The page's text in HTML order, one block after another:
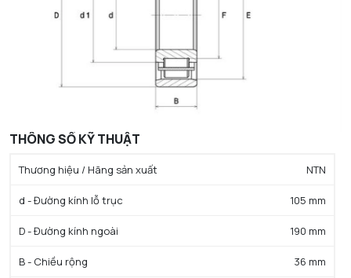
THÔNG SỐ KỸ THUẬT
Thương hiệu / Hãng sản xuất NTN
d - Đường kính lỗ trục 105 mm
D - Đường kính ngoài 190 mm
B - Chiều rộng 36 mm